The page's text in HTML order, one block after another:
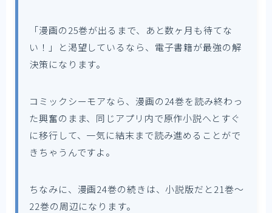
「漫画の25巻が出るまで、あと数ヶ月も待てな
い！」と渇望しているなら、電子書籍が最強の解
決策になります。
コミックシーモアなら、漫画の24巻を読み終わっ
た興奮のまま、同じアプリ内で原作小説へとすぐ
に移行して、一気に結末まで読み進めることがで
きちゃうんですよ。
ちなみに、漫画24巻の続きは、小説版だと21巻～
22巻の周辺になります。